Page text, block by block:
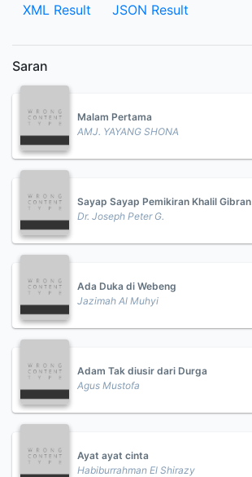
XML Result JSON Result
Saran
Malam Pertama
AMJ. YAYANG SHONA
Sayap Sayap Pemikiran Khalil Gibran
Dr. Joseph Peter G.
Ada Duka di Webeng
Jazimah Al Muhyi
Adam Tak diusir dari Durga
Agus Mustofa
Ayat ayat cinta
Habiburrahman El Shirazy